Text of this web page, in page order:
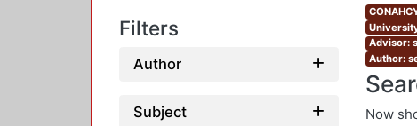
Filters
Author
Subject
Advisor:
Author:
Now